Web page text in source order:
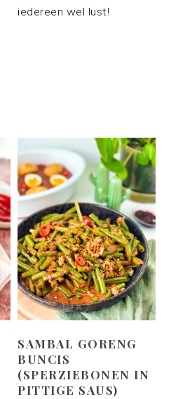
iedereen wel lust!
SAMBAL GORENG
BUNCIS
(SPERZIEBONEN IN
PITTIGE SAUS)